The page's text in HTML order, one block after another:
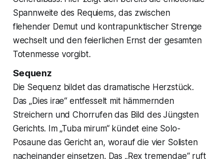
Spannweite des Requiems, das zwischen
flehender Demut und kontrapunktischer Strenge
wechselt und den feierlichen Ernst der gesamten
Totenmesse vorgibt.
Sequenz
Die Sequenz bildet das dramatische Herzstück.
Das „Dies irae“ entfesselt mit hämmernden
Streichern und Chorrufen das Bild des Jüngsten
Gerichts. Im „Tuba mirum“ kündet eine Solo-
Posaune das Gericht an, worauf die vier Solisten
nacheinander einsetzen. Das „Rex tremendae“ ruft